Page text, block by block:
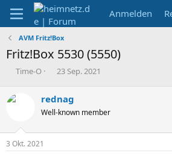
Anmelden
AVM Fritz!Box
Fritz!Box 5530 (5550)
E
t
l
e
Time-O
E
t
e
l
23 Sep. 2021
rednag
Well-known member
3 Okt. 2021